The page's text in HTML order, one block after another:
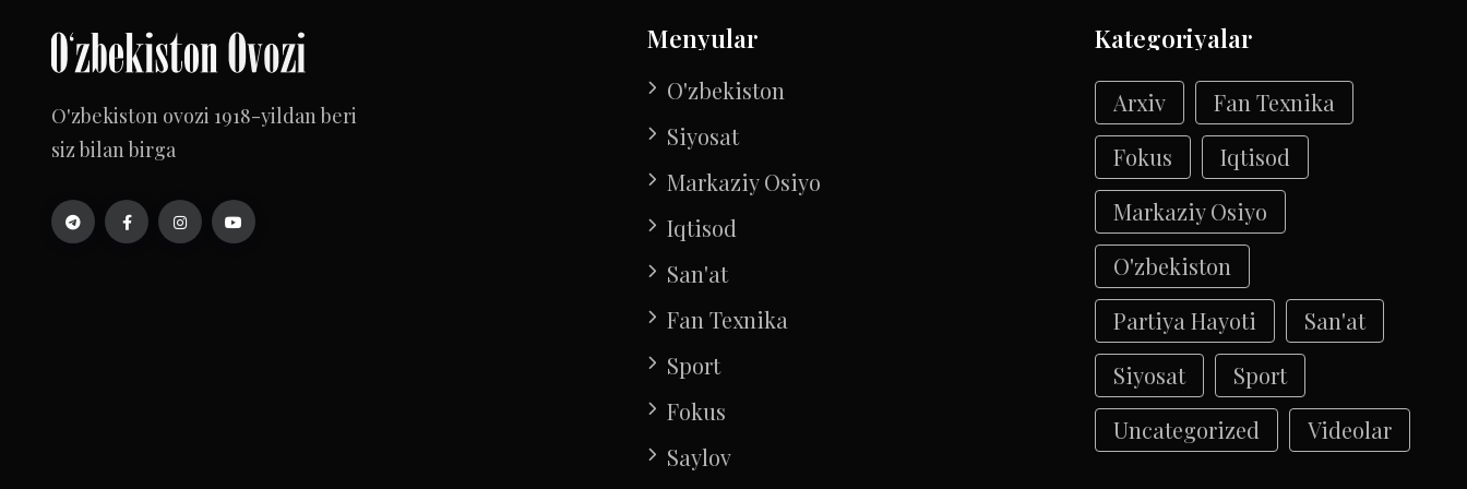
O'zbekiston ovozi 1918-yildan beri
siz bilan birga
Menyular
O'zbekiston
Siyosat
Markaziy Osiyo
Iqtisod
San'at
Fan Texnika
Sport
Fokus
Saylov
Kategoriyalar
Arxiv
Fan Texnika
Fokus
Iqtisod
Markaziy Osiyo
O'zbekiston
Partiya Hayoti
San'at
Siyosat
Sport
Uncategorized
Videolar